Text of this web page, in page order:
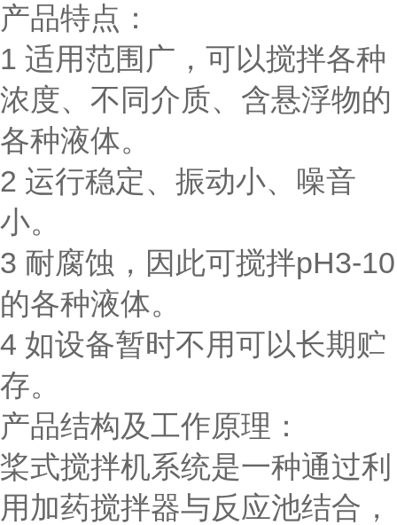
产品特点：
1 适用范围广，可以搅拌各种
浓度、不同介质、含悬浮物的
各种液体。
2 运行稳定、振动小、噪音
小。
3 耐腐蚀，因此可搅拌pH3-10
的各种液体。
4 如设备暂时不用可以长期贮
存。
产品结构及工作原理：
桨式搅拌机系统是一种通过利
用加药搅拌器与反应池结合，